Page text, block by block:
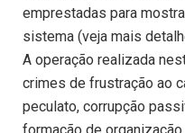
emprestadas para
sistema (veja mais
A operação realizada
crimes de frustração ao
peculato, corrupção